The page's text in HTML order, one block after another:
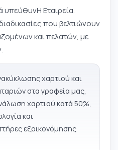
υπεύθυνΗ Εταιρεία.
που βελτιώνουν
και πελατών, με
χαρτιού και
στα γραφεία μας,
χαρτιού κατά 50%,
και
εξοικονόμησης